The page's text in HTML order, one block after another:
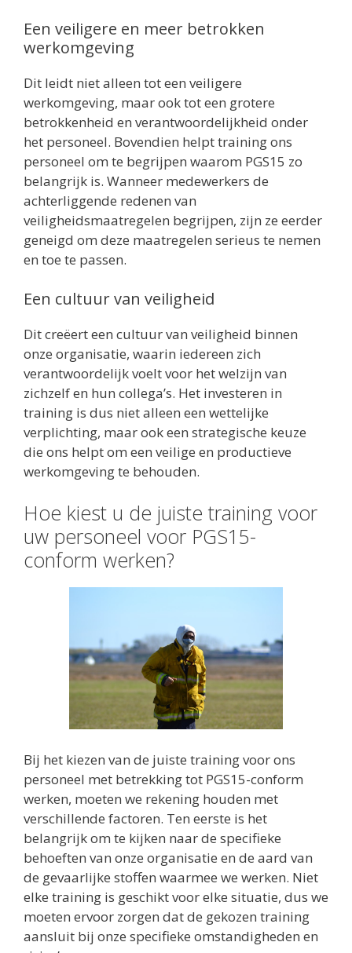
Een veiligere en meer betrokken
werkomgeving
Dit leidt niet alleen tot een veiligere
werkomgeving, maar ook tot een grotere
betrokkenheid en verantwoordelijkheid onder
het personeel. Bovendien helpt training ons
personeel om te begrijpen waarom PGS15 zo
belangrijk is. Wanneer medewerkers de
achterliggende redenen van
veiligheidsmaatregelen begrijpen, zijn ze eerder
geneigd om deze maatregelen serieus te nemen
en toe te passen.
Een cultuur van veiligheid
Dit creëert een cultuur van veiligheid binnen
onze organisatie, waarin iedereen zich
verantwoordelijk voelt voor het welzijn van
zichzelf en hun collega’s. Het investeren in
training is dus niet alleen een wettelijke
verplichting, maar ook een strategische keuze
die ons helpt om een veilige en productieve
werkomgeving te behouden.
Hoe kiest u de juiste training voor
uw personeel voor PGS15-
conform werken?
Bij het kiezen van de juiste training voor ons
personeel met betrekking tot PGS15-conform
werken, moeten we rekening houden met
verschillende factoren. Ten eerste is het
belangrijk om te kijken naar de specifieke
behoeften van onze organisatie en de aard van
de gevaarlijke stoffen waarmee we werken. Niet
elke training is geschikt voor elke situatie, dus we
moeten ervoor zorgen dat de gekozen training
aansluit bij onze specifieke omstandigheden en